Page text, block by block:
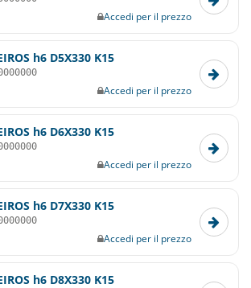
Accedi per il prezzo
h6 D5X330 K15
Accedi per il prezzo
h6 D6X330 K15
Accedi per il prezzo
h6 D7X330 K15
Accedi per il prezzo
h6 D8X330 K15